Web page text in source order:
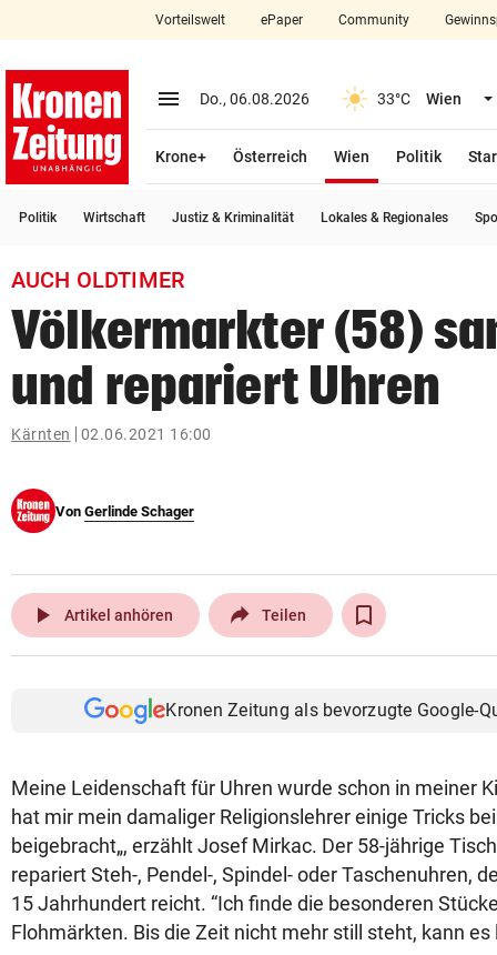
closeSchließen
account_circle Anmelden
arrow_right
bookmark
search
Suchbegriff
eingeben
© Krone Multimedia GmbH & Co KG 2026
Vorteilswelt ePaper Community
menu Menü aufklappen
Do., 06.08.2026 33°C Wien
Krone+ Österreich Wien
Politik
Politik Wirtschaft Justiz & Kriminalität Lokales & Regionales
AUCH OLDTIMER
Völkermarkter (58)
und repariert Uhren
Kärnten 02.06.2021 16:00
Von Gerlinde Schager
play_arrow Artikel anhören Teilen
Kronen Zeitung als bevorzugte Google-
Meine Leidenschaft für Uhren wurde schon in meiner
hat mir mein damaliger Religionslehrer einige Tricks
beigebracht„, erzählt Josef Mirkac. Der 58-jährige
repariert Steh-, Pendel-, Spindel- oder Taschenuhren,
15 Jahrhundert reicht. “Ich finde die besonderen
Flohmärkten. Bis die Zeit nicht mehr still steht, kann es